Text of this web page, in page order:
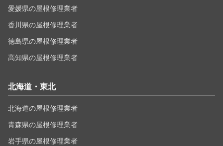
愛媛県の屋根修理業者
香川県の屋根修理業者
徳島県の屋根修理業者
高知県の屋根修理業者
北海道・東北
北海道の屋根修理業者
青森県の屋根修理業者
岩手県の屋根修理業者